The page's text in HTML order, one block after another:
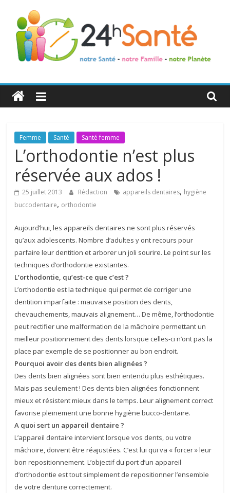
24h
Santé
La
santé
toute
famille
Femme Santé Santé femme
L’orthodontie n’est plus
réservée aux ados !
25 juillet 2013 Rédaction appareils dentaires, hygiène
buccodentaire, orthodontie
Aujourd’hui, les appareils dentaires ne sont plus réservés
qu’aux adolescents. Nombre d’adultes y ont recours pour
parfaire leur dentition et arborer un joli sourire. Le point sur les
techniques d’orthodontie existantes.
L’orthodontie, qu’est-ce que c’est ?
L’orthodontie est la technique qui permet de corriger une
dentition imparfaite : mauvaise position des dents,
chevauchements, mauvais alignement… De même, l’orthodontie
peut rectifier une malformation de la mâchoire permettant un
meilleur positionnement des dents lorsque celles-ci n’ont pas la
place par exemple de se positionner au bon endroit.
Pourquoi avoir des dents bien alignées ?
Des dents bien alignées sont bien entendu plus esthétiques.
Mais pas seulement ! Des dents bien alignées fonctionnent
mieux et résistent mieux dans le temps. Leur alignement correct
favorise pleinement une bonne hygiène bucco-dentaire.
A quoi sert un appareil dentaire ?
L’appareil dentaire intervient lorsque vos dents, ou votre
mâchoire, doivent être réajustées. C’est lui qui va « forcer » leur
bon repositionnement. L’objectif du port d’un appareil
d’orthodontie est tout simplement de repositionner l’ensemble
de votre denture correctement.